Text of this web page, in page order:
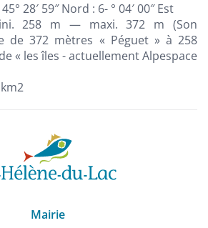
28′ 59″ Nord : 6- ° 04′ 00″ Est
258 m — maxi. 372 m (Son
de 372 mètres « Péguet » à 258
« les îles - actuellement Alpespace
Mairie